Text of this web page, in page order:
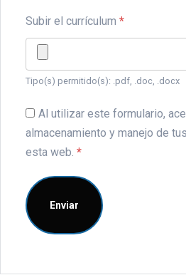
Subir el currículum *
Tipo(s) permitido(s): .pdf, .doc, .docx
Al utilizar este formulario,
almacenamiento y manejo de
esta web. *